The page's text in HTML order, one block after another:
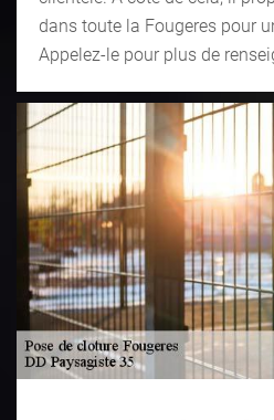
dans toute la Fougeres pour
Appelez-le pour plus de